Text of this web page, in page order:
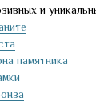
и
памятника